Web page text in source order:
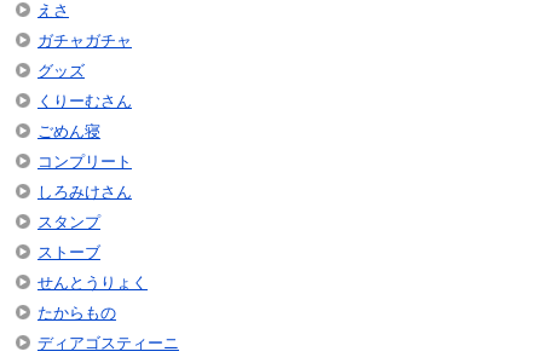
えさ
ガチャガチャ
グッズ
くりーむさん
ごめん寝
コンプリート
しろみけさん
スタンプ
ストーブ
せんとうりょく
たからもの
ディアゴスティーニ